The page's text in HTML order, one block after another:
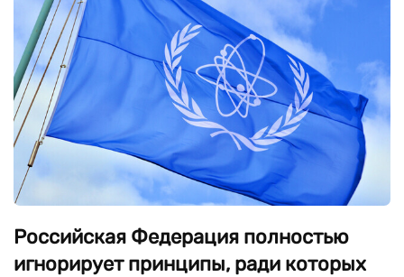
Российская Федерация полностью
игнорирует принципы, ради которых